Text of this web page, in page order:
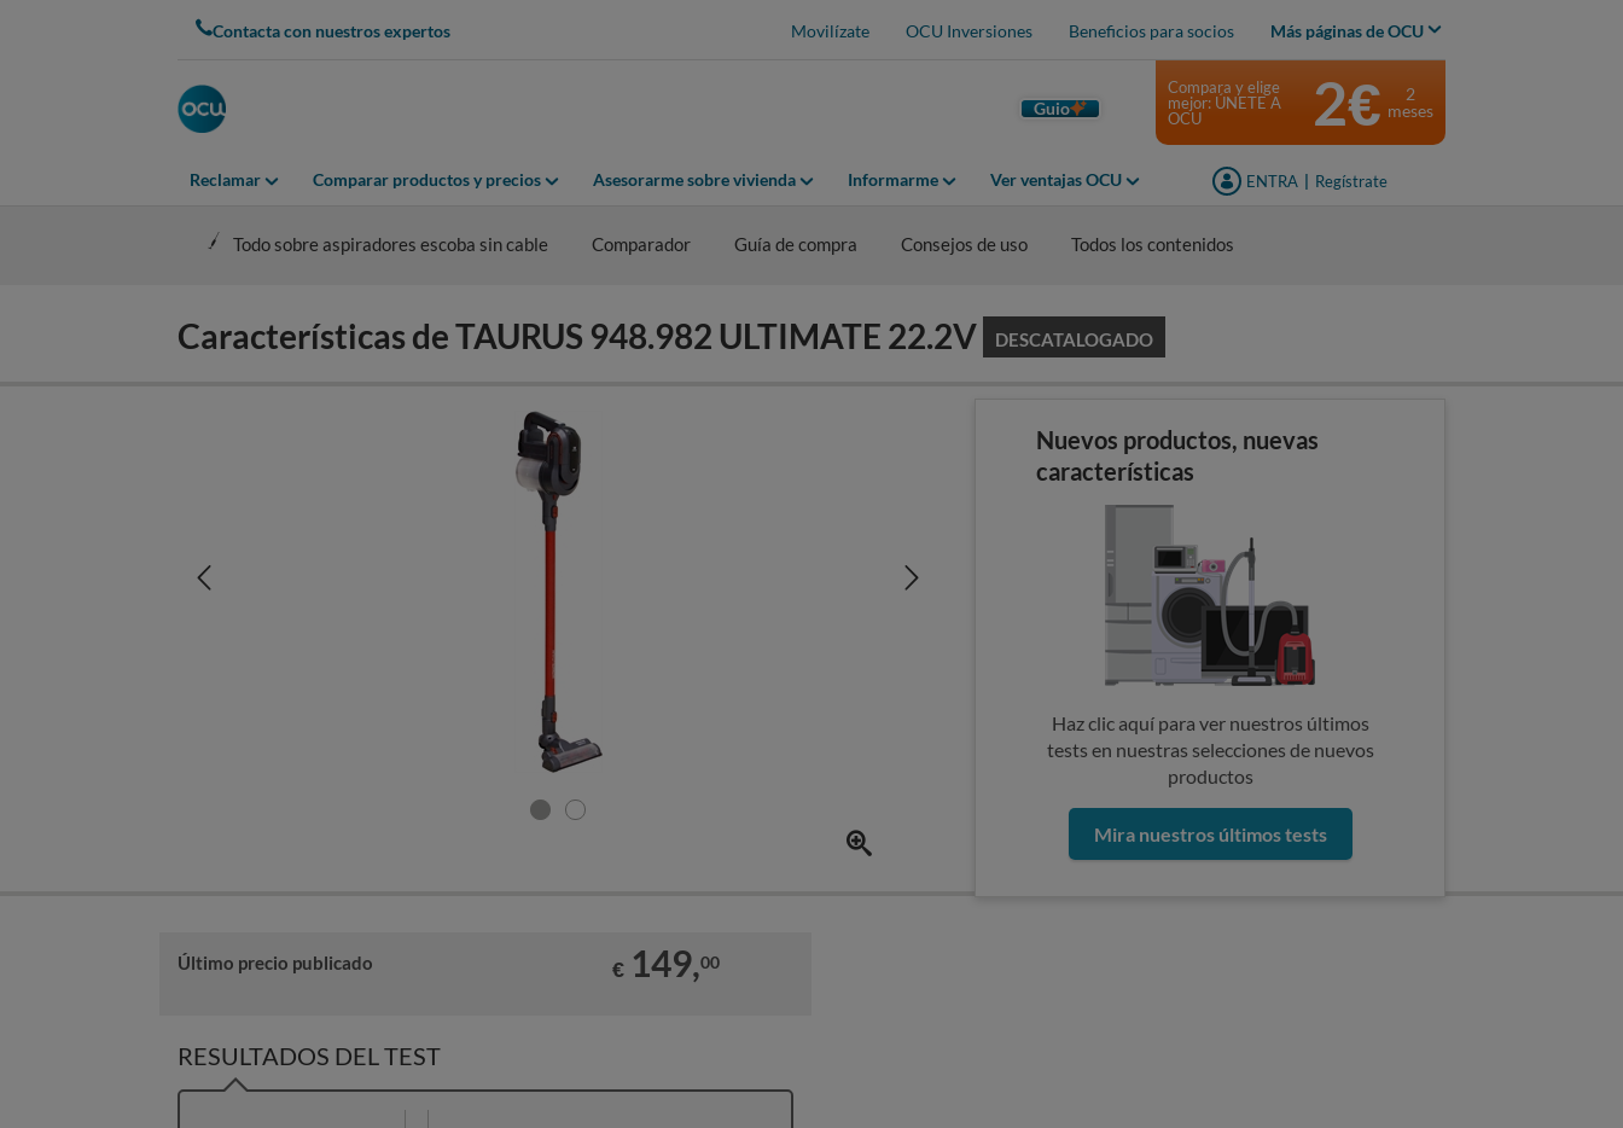
Contacta con nuestros expertos Movilízate OCU Inversiones Beneficios para socios Más páginas de OCU
Guio
Reclamar Comparar productos y precios Asesorarme sobre vivienda Informarme Ver ventajas OCU ENTRA Regístrate
Compara y elige
mejor: ÚNETE A
OCU
2€
2
meses
Todo sobre aspiradores escoba sin cable Comparador Guía de compra Consejos de uso Todos los contenidos
Características de TAURUS 948.982 ULTIMATE 22.2V DESCATALOGADO
Nuevos productos, nuevas
características
Haz clic aquí para ver nuestros últimos
tests en nuestras selecciones de nuevos
productos
Mira nuestros últimos tests
Último precio publicado € 149,00
RESULTADOS DEL TEST